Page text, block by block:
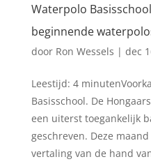
Waterpolo
beginnende
door Ron Wessels | dec
Leestijd: 4
Basisschool. De
een uiterst toegankelijk
geschreven. Deze
vertaling van de hand